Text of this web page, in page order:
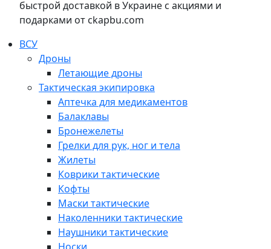
быстрой доставкой в Украине с акциями и
подарками от ckapbu.com
ВСУ
Дроны
Летающие дроны
Тактическая экипировка
Аптечка для медикаментов
Балаклавы
Бронежелеты
Грелки для рук, ног и тела
Жилеты
Коврики тактические
Кофты
Маски тактические
Наколенники тактические
Наушники тактические